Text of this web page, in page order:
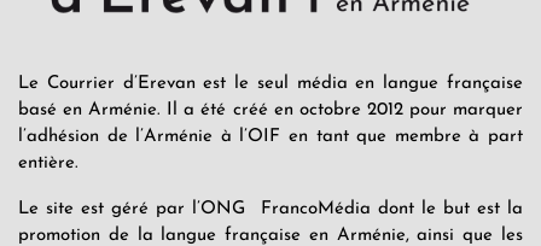
Le Courrier d’Erevan est le seul média en langue française
basé en Arménie. Il a été créé en octobre 2012 pour marquer
l’adhésion de l’Arménie à l’OIF en tant que membre à part
entière.
Le site est géré par l’ONG FrancoMédia dont le but est la
promotion de la langue française en Arménie, ainsi que les